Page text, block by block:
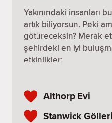
Yakınındaki insanları
artık biliyorsun. Peki
götüreceksin? Merak
şehirdeki en iyi
etkinlikler:
Althorp Evi
Stanwick Gölleri